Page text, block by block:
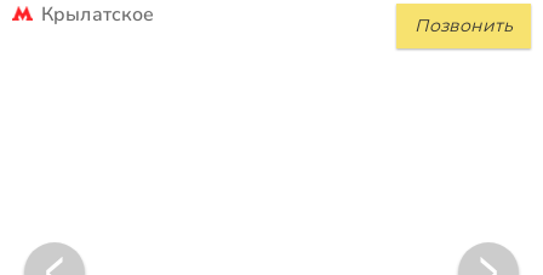
Позвонить
Крылатское